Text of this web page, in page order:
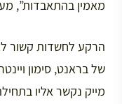
מאמין בהתאבדות”,
הרקע לחשדות קשור
של בראנט, סימון
מייק נקשר אליו